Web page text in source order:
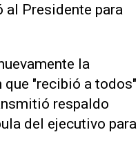
al Presidente para
la
"recibió a todos"
respaldo
del ejecutivo para